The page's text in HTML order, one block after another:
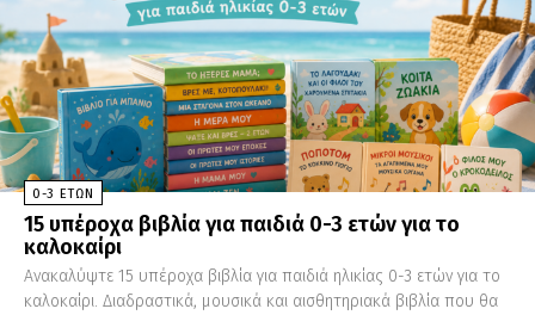
0-3 ΕΤΏΝ
15 υπέροχα βιβλία για παιδιά 0-3 ετών για το
καλοκαίρι
Ανακαλύψτε 15 υπέροχα βιβλία για παιδιά ηλικίας 0-3 ετών για το
καλοκαίρι. Διαδραστικά, μουσικά και αισθητηριακά βιβλία που θα